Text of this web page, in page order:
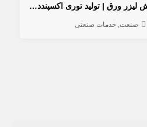
برش لیزر، خم‌کاری و جوش لیزر ورق | تولید توری اکسپندد متال
صنعت خدمات صنعتی